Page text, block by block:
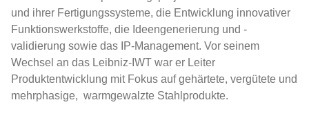
und ihrer Fertigungssysteme, die Entwicklung innovativer
Funktionswerkstoffe, die Ideengenerierung und -
validierung sowie das IP-Management. Vor seinem
Wechsel an das Leibniz-IWT war er Leiter
Produktentwicklung mit Fokus auf gehärtete, vergütete und
mehrphasige, warmgewalzte Stahlprodukte.